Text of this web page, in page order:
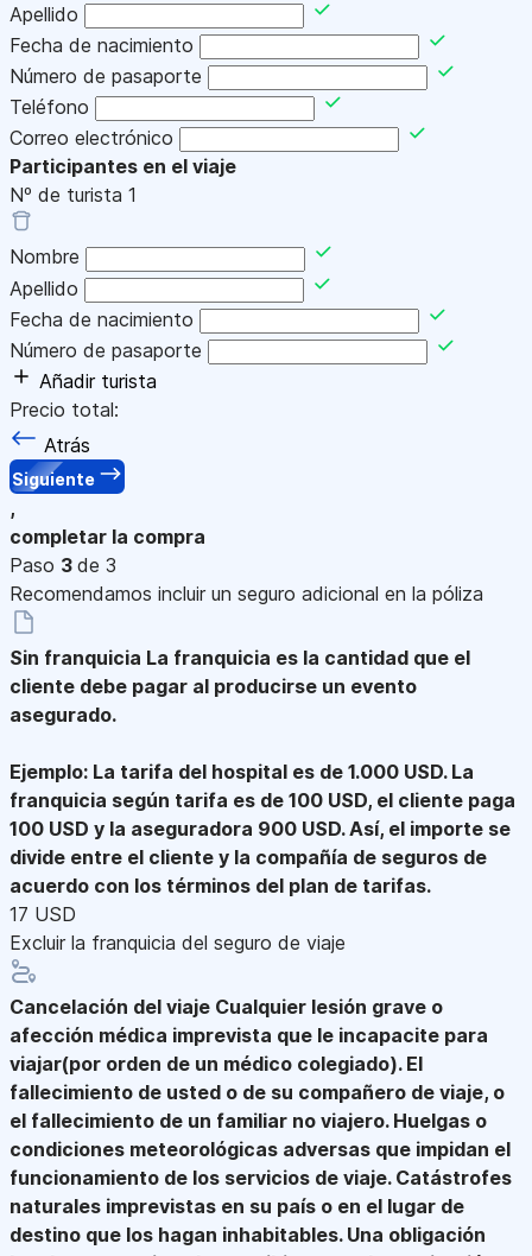
Apellido
Fecha de nacimiento
Número de pasaporte
Teléfono
Correo electrónico
Participantes en el viaje
Nº de turista 1
Nombre
Apellido
Fecha de nacimiento
Número de pasaporte
Añadir turista
Precio total:
Atrás
Siguiente
,
completar la compra
Paso 3 de 3
Recomendamos incluir un seguro adicional en la póliza
Sin franquicia La franquicia es la cantidad que el
cliente debe pagar al producirse un evento
asegurado.
Ejemplo: La tarifa del hospital es de 1.000 USD. La
franquicia según tarifa es de 100 USD, el cliente paga
100 USD y la aseguradora 900 USD. Así, el importe se
divide entre el cliente y la compañía de seguros de
acuerdo con los términos del plan de tarifas.
17 USD
Excluir la franquicia del seguro de viaje
Cancelación del viaje Cualquier lesión grave o
afección médica imprevista que le incapacite para
viajar(por orden de un médico colegiado). El
fallecimiento de usted o de su compañero de viaje, o
el fallecimiento de un familiar no viajero. Huelgas o
condiciones meteorológicas adversas que impidan el
funcionamiento de los servicios de viaje. Catástrofes
naturales imprevistas en su país o en el lugar de
destino que los hagan inhabitables. Una obligación